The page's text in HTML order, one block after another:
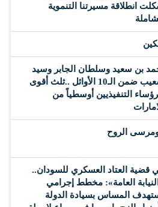
انطلاقة مسيرتنا التنموية
بن سعيد وسلطان الجابر وسيد
شعيب ضمن الـ10 الأوائل ..ثلث أقوى
التنفيذيين أوسطياً من
ومرسى الروح
قضية العتاد العسكري للسودان..
العامة»: مخطط إجرامي
المساس بسيادة الدولة